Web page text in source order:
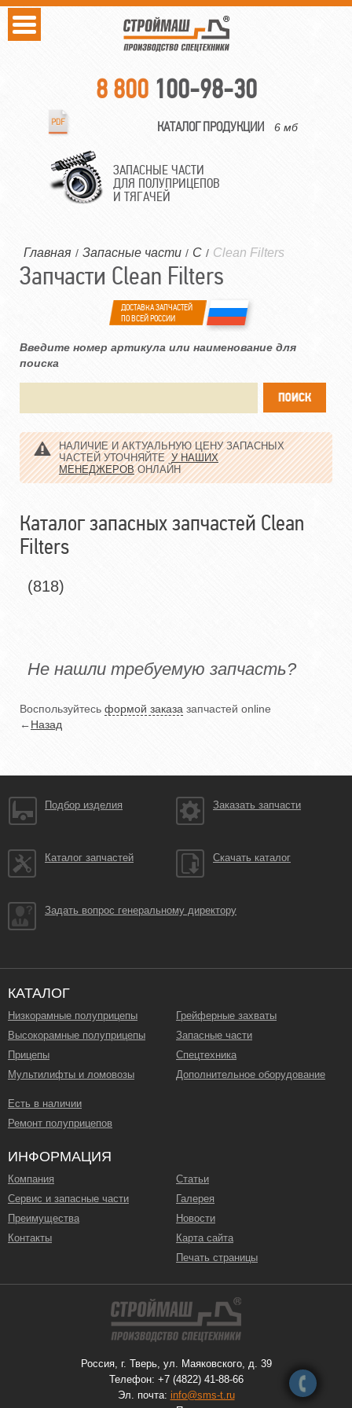
8 800 100-98-30
КАТАЛОГ ПРОДУКЦИИ 6 мб
ЗАПАСНЫЕ ЧАСТИ
ДЛЯ ПОЛУПРИЦЕПОВ
И ТЯГАЧЕЙ
Главная / Запасные части / C / Clean Filters
Запчасти Clean Filters
ДОСТАВКА ЗАПЧАСТЕЙ
ПО ВСЕЙ РОССИИ
Введите номер артикула или наименование для
поиска
НАЛИЧИЕ И АКТУАЛЬНУЮ ЦЕНУ ЗАПАСНЫХ
ЧАСТЕЙ УТОЧНЯЙТЕУ НАШИХ
МЕНЕДЖЕРОВОНЛАЙН
Каталог запасных запчастей Clean
Filters
(818)
Не нашли требуемую запчасть?
Воспользуйтесь формой заказа запчастей online
←Назад
Подбор изделия Заказать запчасти
Каталог запчастей Скачать каталог
Задать вопрос генеральному директору
КАТАЛОГ
Низкорамные полуприцепы
Высокорамные полуприцепы
Прицепы
Мультилифты и ломовозы
Грейферные захваты
Запасные части
Спецтехника
Дополнительное оборудование
Есть в наличии
Ремонт полуприцепов
ИНФОРМАЦИЯ
Компания
Сервис и запасные части
Преимущества
Контакты
Статьи
Галерея
Новости
Карта сайта
Печать страницы
Россия, г. Тверь, ул. Маяковского, д. 39
Телефон: +7 (4822) 41-88-66
Эл. почта: info@sms-t.ru